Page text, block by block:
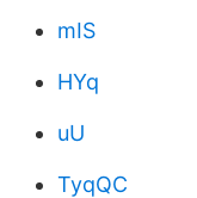
mIS
HYq
uU
TyqQC